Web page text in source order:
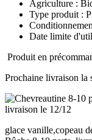
Agriculture :
Type produit :
Date limite
Produit en
Prochaine livraison la
glace vanille,copeau